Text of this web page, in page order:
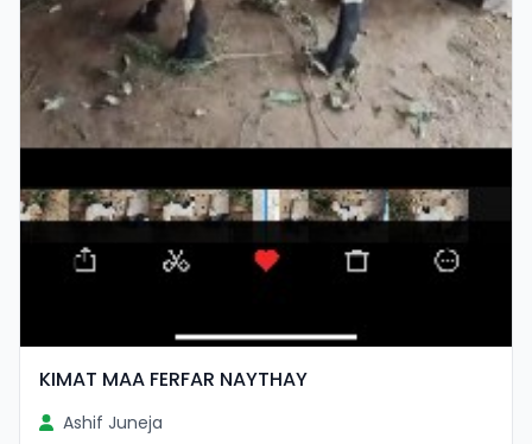
KIMAT MAA FERFAR NAYTHAY
Ashif Juneja